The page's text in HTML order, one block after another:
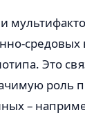
Это
роль
–